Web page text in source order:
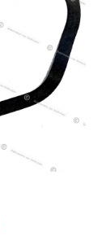
Contact